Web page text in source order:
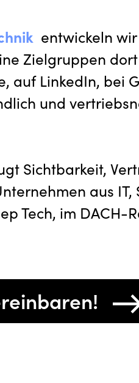
entwickeln
Zielgruppen
auf LinkedIn, bei
und
Sichtbarkeit,
aus IT,
Tech, im DACH-